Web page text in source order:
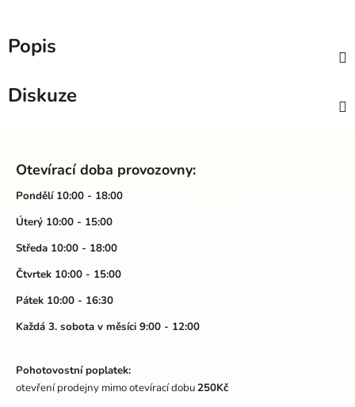
Popis
Diskuze
Otevírací doba provozovny:
Pondělí 10:00 - 18:00
Úterý 10:00 - 15:00
Středa 10:00 - 18:00
Čtvrtek 10:00 - 15:00
Pátek 10:00 - 16:30
Každá 3. sobota v měsíci 9:00 - 12:00
Pohotovostní poplatek:
otevření prodejny mimo otevírací dobu250Kč